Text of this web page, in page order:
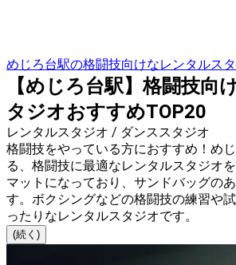
めじろ台駅の格闘技向けなレンタルス
【めじろ台駅】格闘技向
タジオおすすめTOP20
レンタルスタジオ / ダンススタジオ
格闘技をやっている方におすすめ！め
る、格闘技に最適なレンタルスタジオ
マットになっており、サンドバッグの
す。ボクシングなどの格闘技の練習や
ったりなレンタルスタジオです。
(続く)